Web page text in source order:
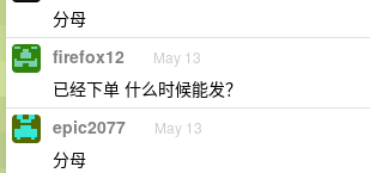
分母
firefox12 May 13
已经下单 什么时候能发？
epic2077 May 13
分母